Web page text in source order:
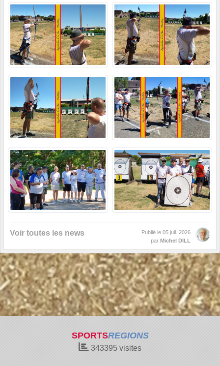
Voir toutes les news Publié le 05 juil. 2026
par Michel DILL
SPORTSREGIONS
343395 visites